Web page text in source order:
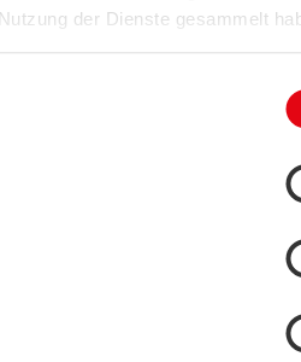
der Dienste gesammelt